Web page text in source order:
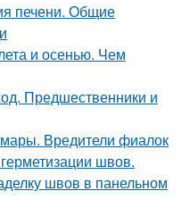
печени. Общие
и осенью. Чем
Предшественники и
Вредители фиалок
швов.
швов в панельном